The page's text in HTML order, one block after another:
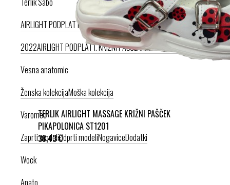
TERLIK AIRLIGHT MASSAGE KRIŽNI PAŠČEK
PIKAPOLONICA ST1201
38,43 €
AIRLIGHT PODPLAT II. NOVIAIRLIGHT PODPLAT I. PRODUKT LETA
2022AIRLIGHT PODPLAT I. KRIŽNI PAŠČEKAIR PODPLAT
Vesna anatomic
Ženska kolekcijaMoška kolekcija
Varomed
Zaprti modeliOdprti modeliNogaviceDodatki
Wock
Anatomska obutev